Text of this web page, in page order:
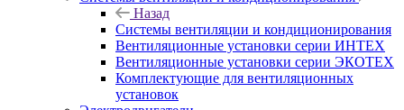
Назад
Системы вентиляции и кондиционирования
Вентиляционные установки серии ИНТЕХ
Вентиляционные установки серии ЭКОТЕХ
Комплектующие для вентиляционных
установок